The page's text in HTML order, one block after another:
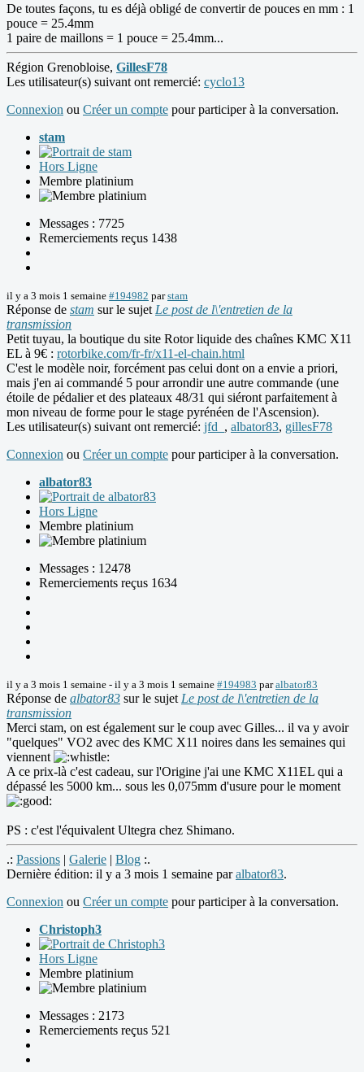
De toutes façons, tu es déjà obligé de convertir de pouces en mm : 1
pouce = 25.4mm
1 paire de maillons = 1 pouce = 25.4mm...
Région Grenobloise, GillesF78
Les utilisateur(s) suivant ont remercié: cyclo13
Connexion ou Créer un compte pour participer à la conversation.
stam
Hors Ligne
Membre platinium
Messages : 7725
Remerciements reçus 1438
il y a 3 mois 1 semaine #194982 parstam
Réponse de stam sur le sujet Le post de l\'entretien de la
transmission
Petit tuyau, la boutique du site Rotor liquide des chaînes KMC X11
EL à 9€ : rotorbike.com/fr-fr/x11-el-chain.html
C'est le modèle noir, forcément pas celui dont on a envie a priori,
mais j'en ai commandé 5 pour arrondir une autre commande (une
étoile de pédalier et des plateaux 48/31 qui siéront parfaitement à
mon niveau de forme pour le stage pyrénéen de l'Ascension).
Les utilisateur(s) suivant ont remercié: jfd_ , albator83, gillesF78
Connexion ou Créer un compte pour participer à la conversation.
albator83
Hors Ligne
Membre platinium
Messages : 12478
Remerciements reçus 1634
il y a 3 mois 1 semaine - il y a 3 mois 1 semaine #194983 paralbator83
Réponse de albator83 sur le sujet Le post de l\'entretien de la
transmission
Merci stam, on est également sur le coup avec Gilles... il va y avoir
"quelques" VO2 avec des KMC X11 noires dans les semaines qui
viennent
A ce prix-là c'est cadeau, sur l'Origine j'ai une KMC X11EL qui a
dépassé les 5000 km... sous les 0,075mm d'usure pour le moment
PS : c'est l'équivalent Ultegra chez Shimano.
.: Passions | Galerie | Blog :.
Dernière édition: il y a 3 mois 1 semaine paralbator83.
Connexion ou Créer un compte pour participer à la conversation.
Christoph3
Hors Ligne
Membre platinium
Messages : 2173
Remerciements reçus 521